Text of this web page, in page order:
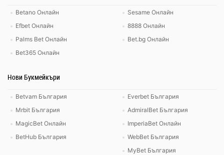
Betano Онлайн
Efbet Онлайн
Palms Bet Онлайн
Bet365 Онлайн
Sesame Онлайн
8888 Онлайн
Bet.bg Онлайн
Нови Букмейкъри
Betvam България
Mrbit България
MagicBet Онлайн
BetHub България
Everbet България
AdmiralBet България
ImperiaBet Онлайн
WebBet България
MyBet България